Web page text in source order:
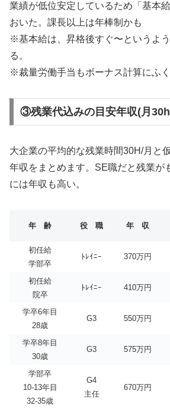
業績が低位安定しているため「基本
おいた。課長以上は年棒制かも
※基本給は、昇格後すぐ〜というよ
る。
※裁量労働手当もボーナス計算にふく
③残業代込みの目安年収(月
大企業の平均的な残業時間30H/月と
年収をまとめます。SE職だと残業が
には年収も高い。
年 齢 役 職 年 収
初任給
学部卒
ﾄﾚｲﾆｰ 370万円
初任給
院卒
ﾄﾚｲﾆｰ 410万円
学卒6年目
28歳
G3 550万円
学卒8年目
30歳
G3 575万円
学部卒
10-13年目
32-35歳
G4
主任
670万円